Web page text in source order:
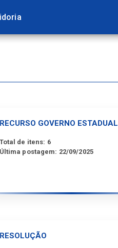
RECURSO GOVERNO ESTADUAL
Total de itens: 6
Última postagem: 22/09/2025
RESOLUÇÃO